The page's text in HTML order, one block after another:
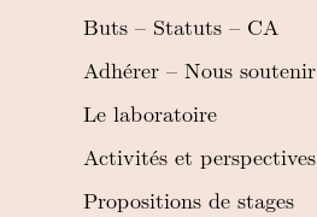
Buts – Statuts – CA
Adhérer – Nous soutenir
Le laboratoire
Activités et perspectives
Propositions de stages